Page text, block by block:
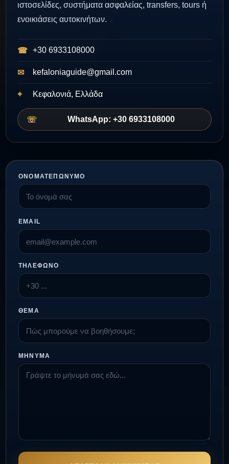
ιστοσελίδες, συστήματα ασφαλείας, transfers, tours ή
ενοικιάσεις αυτοκινήτων.
+30 6933108000
kefaloniaguide@gmail.com
Κεφαλονιά, Ελλάδα
WhatsApp: +30 6933108000
ΟΝΟΜΑΤΕΠΏΝΥΜΟ
EMAIL
ΤΗΛΈΦΩΝΟ
ΘΈΜΑ
ΜΉΝΥΜΑ